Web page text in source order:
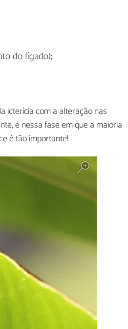
do fígado);
icterícia com a alteração nas
é nessa fase em que a maioria
é tão importante!